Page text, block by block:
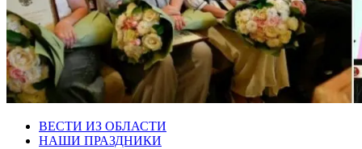
ВЕСТИ ИЗ ОБЛАСТИ
НАШИ ПРАЗДНИКИ